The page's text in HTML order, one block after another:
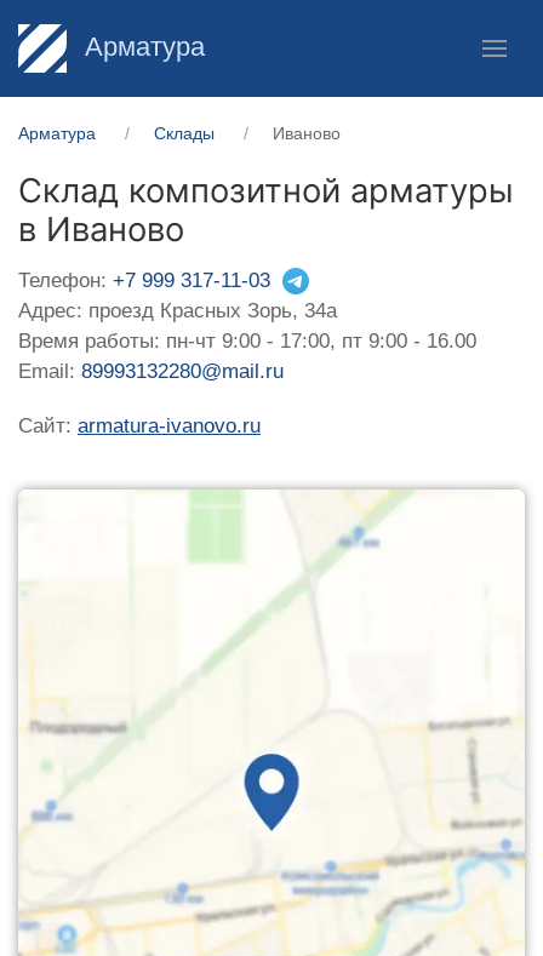
Арматура
Арматура Склады Иваново
Склад композитной арматуры
в Иваново
Телефон: +7 999 317-11-03
Адрес: проезд Красных Зорь, 34а
Время работы: пн-чт 9:00 - 17:00, пт 9:00 - 16.00
Email: 89993132280@mail.ru
Сайт: armatura-ivanovo.ru